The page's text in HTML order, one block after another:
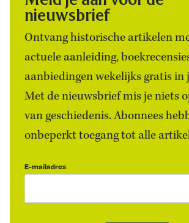
nieuwsbrief
Ontvang historische artikelen
actuele aanleiding,
aanbiedingen wekelijks gratis in
Met de nieuwsbrief mis je niets
van geschiedenis. Abonnees
onbeperkt toegang tot alle
E-mailadres